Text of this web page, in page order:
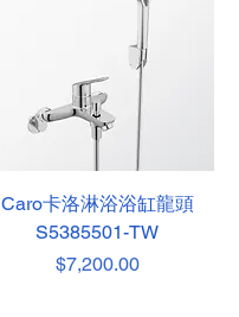
Caro卡洛淋浴浴缸龍頭
S5385501-TW
價格
$7,200.00